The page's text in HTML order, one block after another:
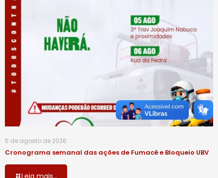
5 de agosto de 2026
Cronograma semanal das ações de Fumacê e Bloqueio UBV